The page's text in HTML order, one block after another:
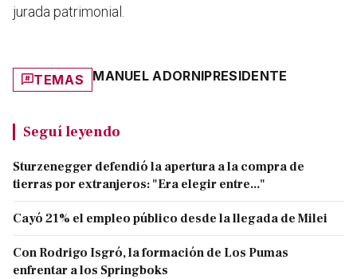
jurada patrimonial.
TEMAS MANUEL ADORNIPRESIDENTE
Seguí leyendo
Sturzenegger defendió la apertura a la compra de
tierras por extranjeros: "Era elegir entre..."
Cayó 21% el empleo público desde la llegada de Milei
Con Rodrigo Isgró, la formación de Los Pumas
enfrentar a los Springboks